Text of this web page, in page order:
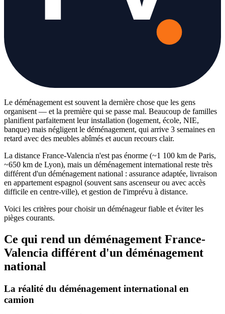
Le déménagement est souvent la dernière chose que les gens
organisent — et la première qui se passe mal. Beaucoup de familles
planifient parfaitement leur installation (logement, école, NIE,
banque) mais négligent le déménagement, qui arrive 3 semaines en
retard avec des meubles abîmés et aucun recours clair.
La distance France-Valencia n'est pas énorme (~1 100 km de Paris,
~650 km de Lyon), mais un déménagement international reste très
différent d'un déménagement national : assurance adaptée, livraison
en appartement espagnol (souvent sans ascenseur ou avec accès
difficile en centre-ville), et gestion de l'imprévu à distance.
Voici les critères pour choisir un déménageur fiable et éviter les
pièges courants.
Ce qui rend un déménagement France-
Valencia différent d'un déménagement
national
La réalité du déménagement international en
camion